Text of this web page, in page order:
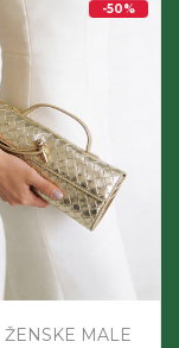
-50%
ŽENSKE MALE